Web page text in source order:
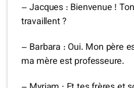
– Jacques : Bienvenue !
travaillent ?
– Barbara : Oui. Mon père
ma mère est professeure.